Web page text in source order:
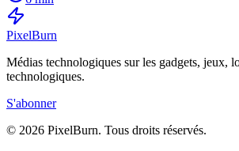
PixelBurn
Médias technologiques sur les gadgets, jeux,
technologiques.
S'abonner
© 2026 PixelBurn. Tous droits réservés.